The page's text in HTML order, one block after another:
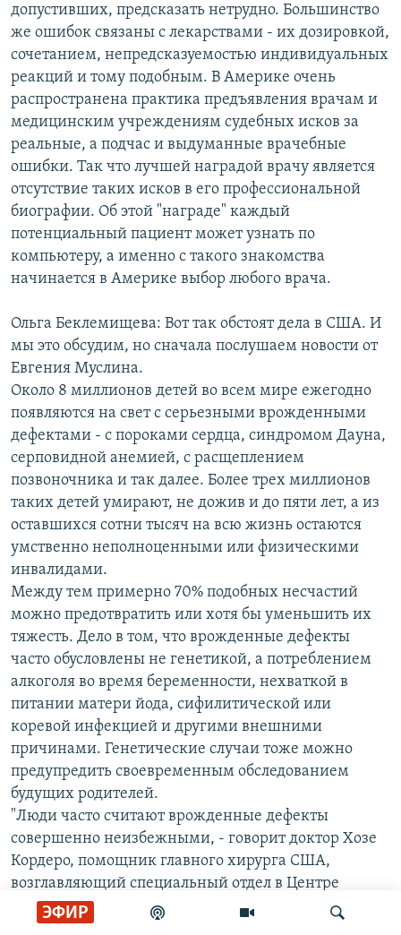
ЭФИР
допустивших, предсказать нетрудно. Большинство
же ошибок связаны с лекарствами - их дозировкой,
сочетанием, непредсказуемостью индивидуальных
реакций и тому подобным. В Америке очень
распространена практика предъявления врачам и
медицинским учреждениям судебных исков за
реальные, а подчас и выдуманные врачебные
ошибки. Так что лучшей наградой врачу является
отсутствие таких исков в его профессиональной
биографии. Об этой "награде" каждый
потенциальный пациент может узнать по
компьютеру, а именно с такого знакомства
начинается в Америке выбор любого врача.
Ольга Беклемищева: Вот так обстоят дела в США. И
мы это обсудим, но сначала послушаем новости от
Евгения Муслина.
Около 8 миллионов детей во всем мире ежегодно
появляются на свет с серьезными врожденными
дефектами - с пороками сердца, синдромом Дауна,
серповидной анемией, с расщеплением
позвоночника и так далее. Более трех миллионов
таких детей умирают, не дожив и до пяти лет, а из
оставшихся сотни тысяч на всю жизнь остаются
умственно неполноценными или физическими
инвалидами.
Между тем примерно 70% подобных несчастий
можно предотвратить или хотя бы уменьшить их
тяжесть. Дело в том, что врожденные дефекты
часто обусловлены не генетикой, а потреблением
алкоголя во время беременности, нехваткой в
питании матери йода, сифилитической или
коревой инфекцией и другими внешними
причинами. Генетические случаи тоже можно
предупредить своевременным обследованием
будущих родителей.
"Люди часто считают врожденные дефекты
совершенно неизбежными, - говорит доктор Хозе
Кордеро, помощник главного хирурга США,
возглавляющий специальный отдел в Центре
профилактики контроля и заболеваемости, - однако
это не так. У современной медицины множество